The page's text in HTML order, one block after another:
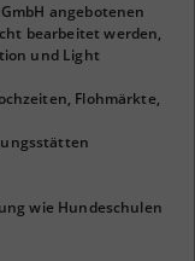
angebotenen
bearbeitet werden,
und Light
Flohmärkte,
wie Hundeschulen